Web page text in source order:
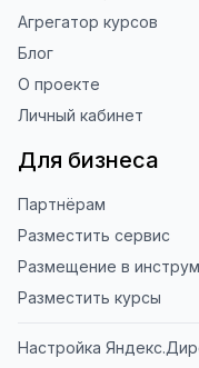
Агрегатор курсов
Блог
О проекте
Личный кабинет
Для бизнеса
Партнёрам
Разместить сервис
Размещение в
Разместить курсы
Настройка